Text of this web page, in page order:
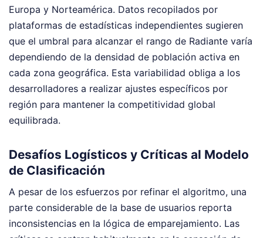
Europa y Norteamérica. Datos recopilados por
plataformas de estadísticas independientes sugieren
que el umbral para alcanzar el rango de Radiante varía
dependiendo de la densidad de población activa en
cada zona geográfica. Esta variabilidad obliga a los
desarrolladores a realizar ajustes específicos por
región para mantener la competitividad global
equilibrada.
Desafíos Logísticos y Críticas al Modelo
de Clasificación
A pesar de los esfuerzos por refinar el algoritmo, una
parte considerable de la base de usuarios reporta
inconsistencias en la lógica de emparejamiento. Las